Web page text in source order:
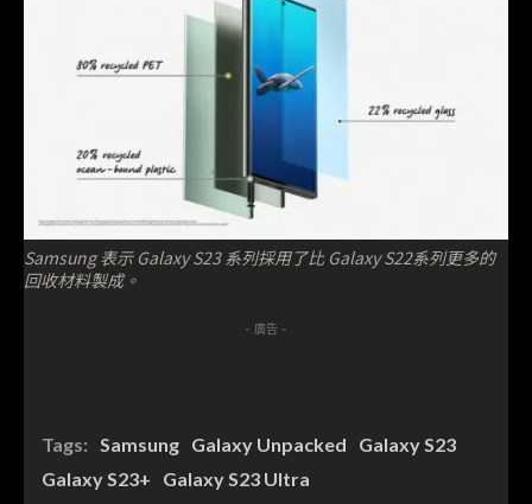
Samsung 表示 Galaxy S23 系列採用了比 Galaxy S22系列更多的
回收材料製成。
- 廣告 -
Tags: Samsung Galaxy Unpacked
Galaxy S23
Galaxy S23+
Galaxy S23 Ultra